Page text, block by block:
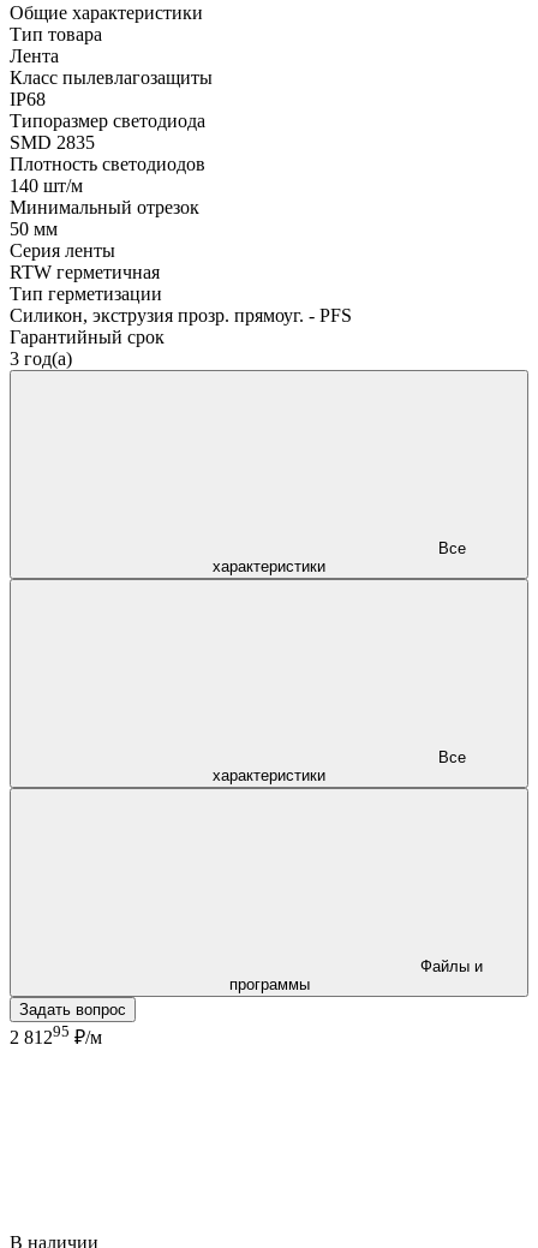
Общие характеристики
Тип товара
Лента
Класс пылевлагозащиты
IP68
Типоразмер светодиода
SMD 2835
Плотность светодиодов
140 шт/м
Минимальный отрезок
50 мм
Серия ленты
RTW герметичная
Тип герметизации
Силикон, экструзия прозр. прямоуг. - PFS
Гарантийный срок
3 год(а)
характеристики
характеристики
программы
Задать вопрос
2 81295 ₽/м
В наличии